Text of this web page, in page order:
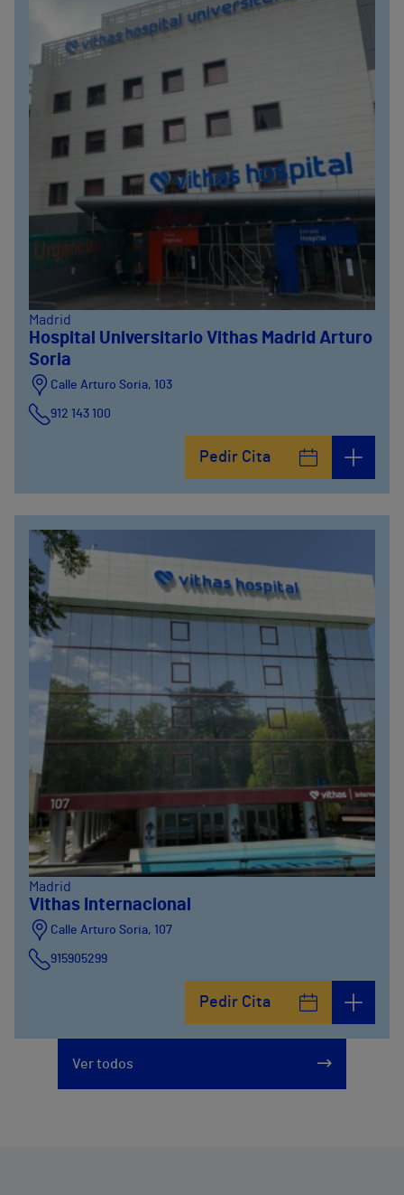
Madrid
Hospital Universitario Vithas Madrid Arturo
Soria
Calle Arturo Soria, 103
912 143 100
912 143 100
Pedir Cita
Madrid
Vithas Internacional
Calle Arturo Soria, 107
915905299
Pedir Cita
Ver todos